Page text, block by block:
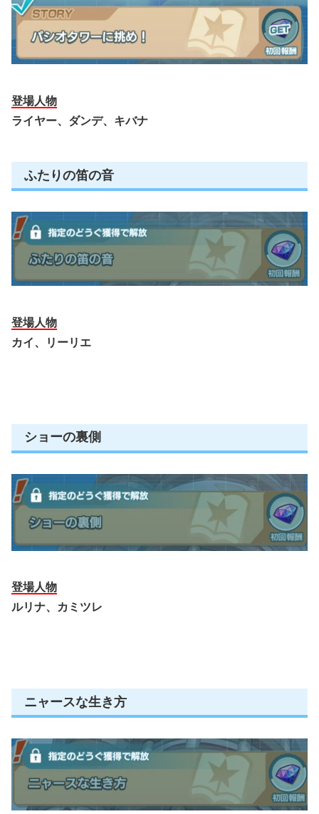
登場人物
ライヤー、ダンデ、キバナ
ふたりの笛の音
登場人物
カイ、リーリエ
ショーの裏側
登場人物
ルリナ、カミツレ
ニャースな生き方